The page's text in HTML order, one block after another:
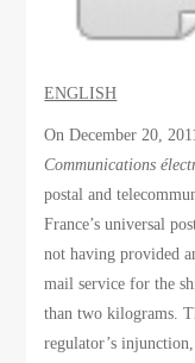
ENGLISH
On December 20,
Communications
postal and
France’s universal
not having provided
mail service for the
than two kilograms.
regulator’s